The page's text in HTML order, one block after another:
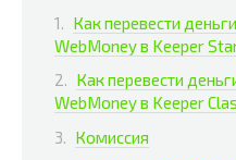
Как перевести
WebMoney в Keeper
Как перевести
WebMoney в Keeper
Комиссия